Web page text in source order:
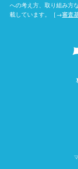
への考え方、取り組み方
載しています。［→審査